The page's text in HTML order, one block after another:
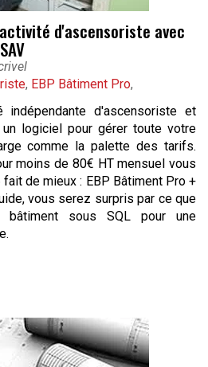
d'ascensoriste avec
, EBP Bâtiment Pro,
d'ascensoriste et
logiciel pour gérer toute votre
comme la palette des tarifs.
moins de 80€ HT mensuel vous
de mieux : EBP Bâtiment Pro +
vous serez surpris par ce que
sous SQL pour une